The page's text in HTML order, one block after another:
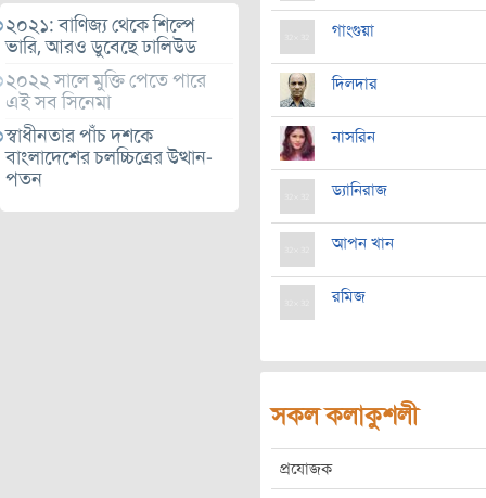
২০২১: বাণিজ্য থেকে শিল্পে
ভারি, আরও ডুবেছে ঢালিউড
২০২২ সালে মুক্তি পেতে পারে
এই সব সিনেমা
স্বাধীনতার পাঁচ দশকে
বাংলাদেশের চলচ্চিত্রের উত্থান-
পতন
গাংগুয়া
দিলদার
নাসরিন
ড্যানিরাজ
আপন খান
রমিজ
সকল কলাকুশলী
প্রযোজক